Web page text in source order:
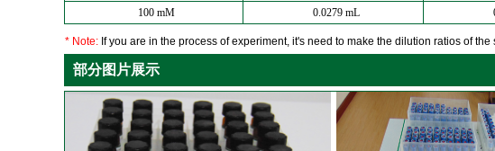
100 mM
0.0279 mL
* Note: If you are in the process of experiment, it's need to make the dilution ratios of
部分图片展示